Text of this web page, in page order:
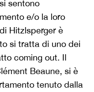
sentono
e/o la loro
Hitzlsperger è
si tratta di uno dei
coming out. Il
Beaune, si è
tenuto dalla